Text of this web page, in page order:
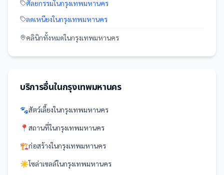
ศัลยกรรมในกรุงเทพมหานคร
ลดเหนียงในกรุงเทพมหานคร
คลินิกทั้งหมดในกรุงเทพมหานคร
บริการอื่นในกรุงเทพมหานคร
🐾สัตว์เลี้ยงในกรุงเทพมหานคร
📍 สถานที่ในกรุงเทพมหานคร
🏗️ก่อสร้างในกรุงเทพมหานคร
☀️โซล่าเซลล์ในกรุงเทพมหานคร